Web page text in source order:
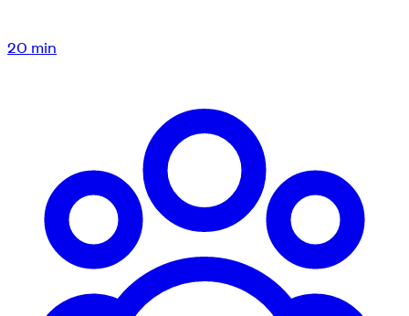
20 min